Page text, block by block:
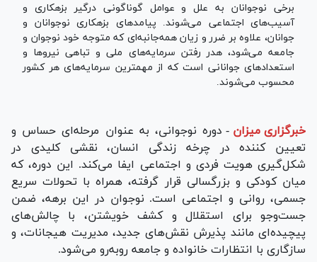
برخی نوجوانان به علل و عوامل گوناگونی درگیر بزهکاری و
آسیب‌های اجتماعی می‌شوند. پیامد‌های بزه‏کاری نوجوانان و
جوانان، علاوه بر ضرر و زیان همه‏‌جانبه‏‌ای که متوجه خود نوجوان و
جامعه می‏‌شود، هدر رفتن سرمایه‏‌های ملی و تباهی نیرو‌ها و
استعداد‌های جوانانی است که از مهم‏ترین سرمایه‏‌های هر کشور
محسوب می‏‌شوند.
خبرگزاری میزان - دوره نوجوانی، به عنوان مرحله‌ای حساس و
تعیین کننده در چرخه زندگی انسان، نقشی کلیدی در
شکل‌گیری هویت فردی و اجتماعی ایفا می‌کند. این دوره، که
میان کودکی و بزرگسالی قرار گرفته، همراه با تحولات سریع
جسمی، روانی و اجتماعی است. نوجوان در این برهه، ضمن
جست‌و‌جو برای استقلال و کشف خویشتن، با چالش‌های
پیچید‌ه‌ای مانند پذیرش نقش‌های جدید، مدیریت هیجانات، و
سازگاری با انتظارات خانواده و جامعه روبه‌رو می‌شود.